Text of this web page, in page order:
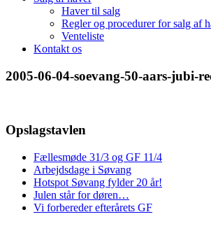
Haver til salg
Regler og procedurer for salg af
Venteliste
Kontakt os
2005-06-04-soevang-50-aars-jubi-
Opslagstavlen
Fællesmøde 31/3 og GF 11/4
Arbejdsdage i Søvang
Hotspot Søvang fylder 20 år!
Julen står for døren…
Vi forbereder efterårets GF